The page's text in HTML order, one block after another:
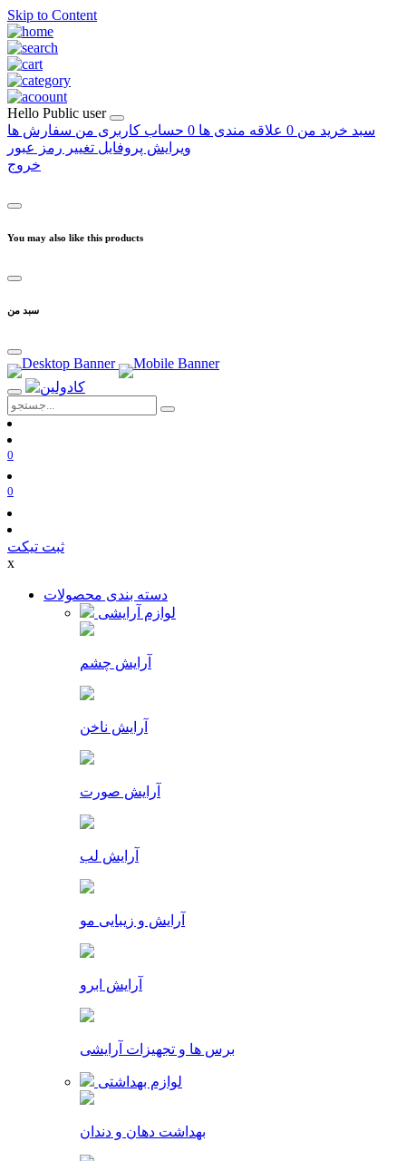
Skip to Content
Hello Public user
سبد خرید من 0 علاقه مندی ها 0 حساب کاربری من سفارش ها
ویرایش پروفایل تغییر رمز عبور
خروج
You may also like this products
سبد من
0
0
ثبت تیکت
x
دسته بندی محصولات
لوازم آرایشی
آرایش چشم
آرایش ناخن
آرایش صورت
آرایش لب
آرایش و زیبایی مو
آرایش ابرو
برس ها و تجهیزات آرایشی
لوازم بهداشتی
بهداشت دهان و دندان